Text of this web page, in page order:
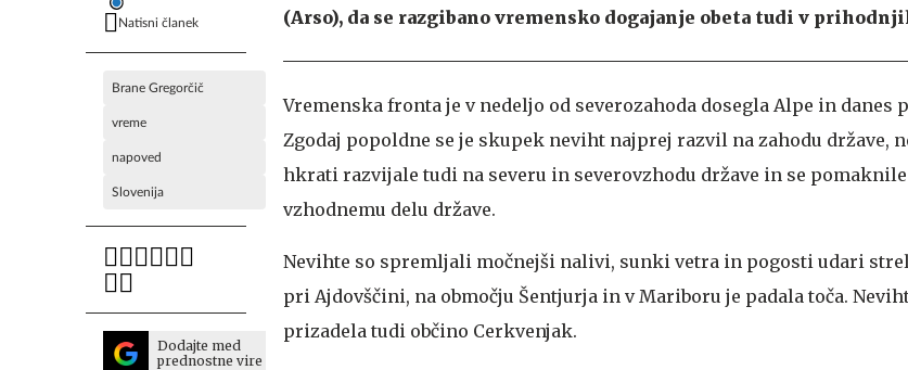
Natisni članek
Brane Gregorčič
vreme
napoved
Slovenija
Dodajte med
prednostne vire
(Arso), da se razgibano vremensko dogajanje obeta tudi v
Vremenska fronta je v nedeljo od severozahoda dosegla Alpe in danes
Zgodaj popoldne se je skupek neviht najprej razvil na zahodu države,
hkrati razvijale tudi na severu in severovzhodu države in se
vzhodnemu delu države.
Nevihte so spremljali močnejši nalivi, sunki vetra in pogosti udari
pri Ajdovščini, na območju Šentjurja in v Mariboru je padala toča.
prizadela tudi občino Cerkvenjak.